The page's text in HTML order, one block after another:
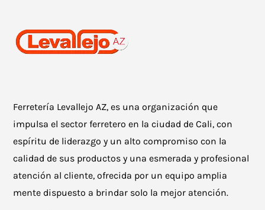
Ferretería Levallejo AZ, es una organización que
impulsa el sector ferretero en la ciudad de Cali, con
espíritu de liderazgo y un alto compromiso con la
calidad de sus productos y una esmerada y profesional
atención al cliente, ofrecida por un equipo amplia
mente dispuesto a brindar solo la mejor atención.